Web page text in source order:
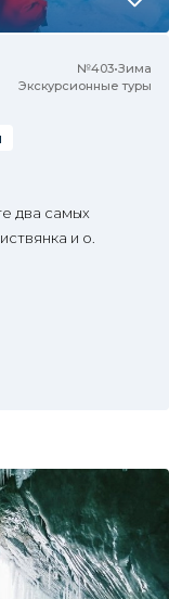
№403•Зима
Экскурсионные туры
два самых
и о.